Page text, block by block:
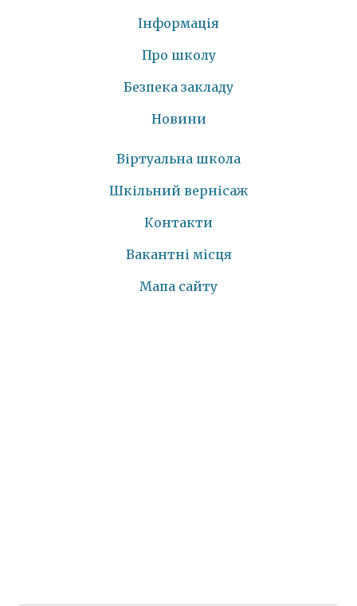
Інформація
Про школу
Безпека закладу
Новини
Віртуальна школа
Шкільний вернісаж
Контакти
Вакантні місця
Мапа сайту